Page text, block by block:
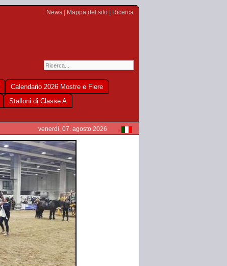
News Mappa del sito Ricerca
Calendario 2026 Mostre e Fiere
Stalloni di Classe A
venerdì, 07. agosto 2026